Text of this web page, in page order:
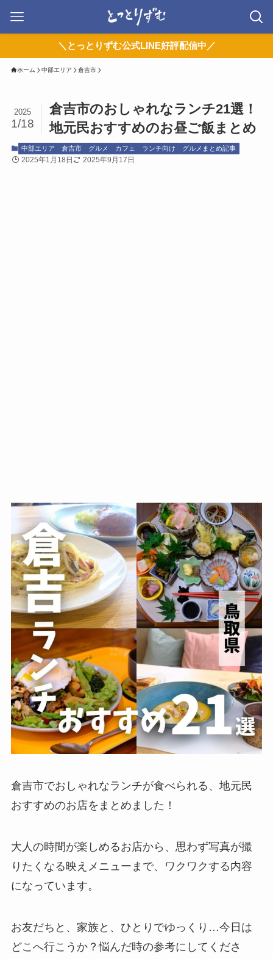
＼とっとりずむ公式LINE好評配信中／
ホーム 中部エリア 倉吉市
倉吉市のおしゃれなランチ21選！
地元民おすすめのお昼ご飯まとめ
2025
1/18
中部エリア 倉吉市 グルメ カフェ ランチ向け グルメまとめ記事
2025年1月18日 2025年9月17日
倉吉市でおしゃれなランチが食べられる、地元民
おすすめのお店をまとめました！
大人の時間が楽しめるお店から、思わず写真が撮
りたくなる映えメニューまで、ワクワクする内容
になっています。
お友だちと、家族と、ひとりでゆっくり…今日は
どこへ行こうか？悩んだ時の参考にしてくださ